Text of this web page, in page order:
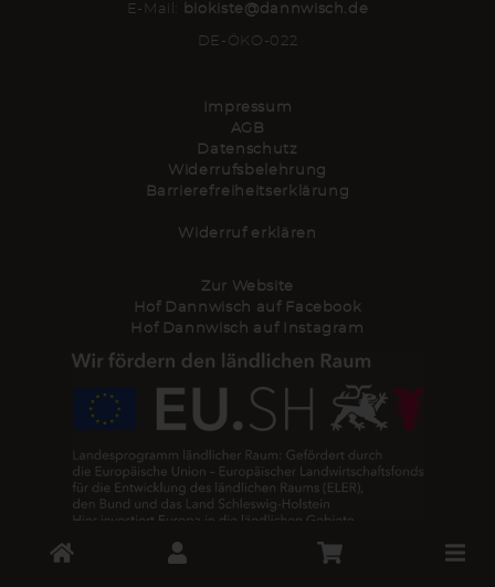
E-Mail: biokiste@dannwisch.de
DE-ÖKO-022
Impressum
AGB
Datenschutz
Widerrufsbelehrung
Barrierefreiheitserklärung
Widerruf erklären
Zur Website
Hof Dannwisch auf Facebook
Hof Dannwisch auf Instagram
Toggle